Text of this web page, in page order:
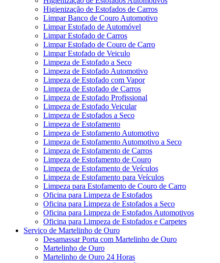
Higienização de Estofados de Carros
Limpar Banco de Couro Automotivo
Limpar Estofado de Automóvel
Limpar Estofado de Carros
Limpar Estofado de Couro de Carro
Limpar Estofado de Veiculo
Limpeza de Estofado a Seco
Limpeza de Estofado Automotivo
Limpeza de Estofado com Vapor
Limpeza de Estofado de Carros
Limpeza de Estofado Profissional
Limpeza de Estofado Veicular
Limpeza de Estofados a Seco
Limpeza de Estofamento
Limpeza de Estofamento Automotivo
Limpeza de Estofamento Automotivo a Seco
Limpeza de Estofamento de Carros
Limpeza de Estofamento de Couro
Limpeza de Estofamento de Veículos
Limpeza de Estofamento para Veículos
Limpeza para Estofamento de Couro de Carro
Oficina para Limpeza de Estofados
Oficina para Limpeza de Estofados a Seco
Oficina para Limpeza de Estofados Automotivos
Oficina para Limpeza de Estofados e Carpetes
Serviço de Martelinho de Ouro
Desamassar Porta com Martelinho de Ouro
Martelinho de Ouro
Martelinho de Ouro 24 Horas